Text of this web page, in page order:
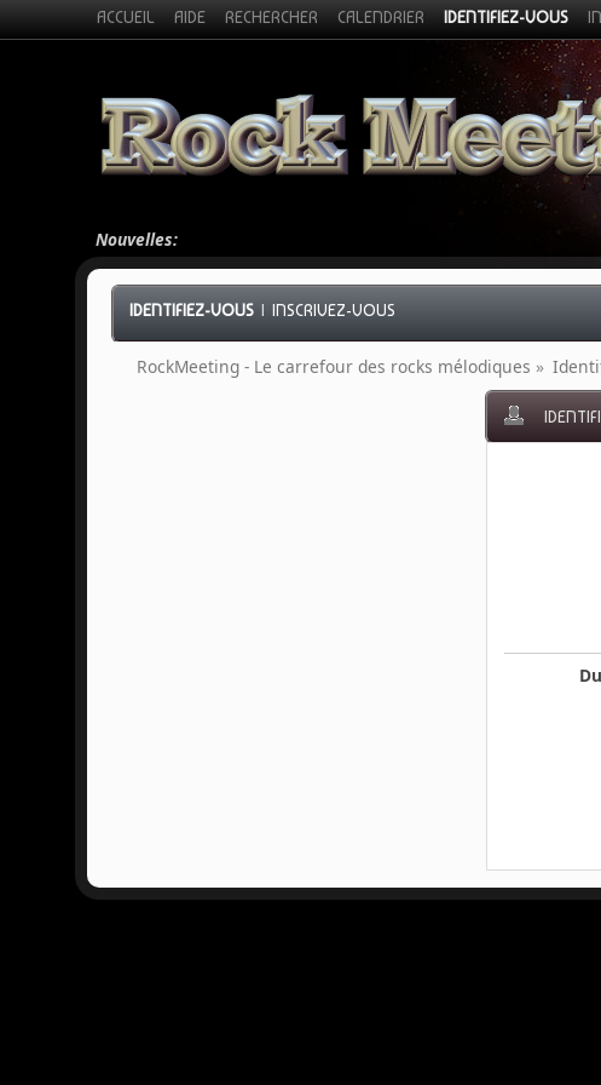
ACCUEIL AIDE RECHERCHER CALENDRIER IDENTIFIEZ-VOUS
Nouvelles:
IDENTIFIEZ-VOUS |INSCRIVEZ-VOUS
RockMeeting - Le carrefour des rocks mélodiques »